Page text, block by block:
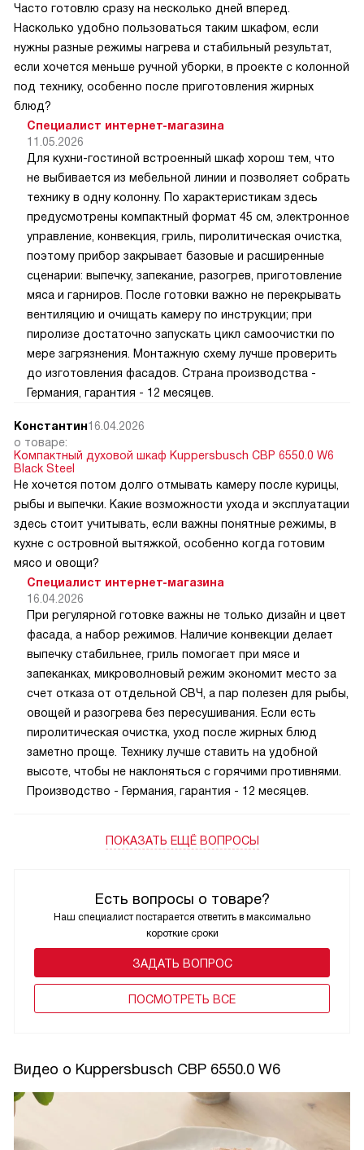
Есть вопросы о товаре?
Наш специалист постарается ответить в максимально
короткие сроки
ЗАДАТЬ ВОПРОС
ПОCМОТРЕТЬ ВСЕ
Часто готовлю сразу на несколько дней вперед.
Насколько удобно пользоваться таким шкафом, если
нужны разные режимы нагрева и стабильный результат,
если хочется меньше ручной уборки, в проекте с колонной
под технику, особенно после приготовления жирных
блюд?
Специалист интернет-магазина
11.05.2026
Для кухни-гостиной встроенный шкаф хорош тем, что
не выбивается из мебельной линии и позволяет собрать
технику в одну колонну. По характеристикам здесь
предусмотрены компактный формат 45 см, электронное
управление, конвекция, гриль, пиролитическая очистка,
поэтому прибор закрывает базовые и расширенные
сценарии: выпечку, запекание, разогрев, приготовление
мяса и гарниров. После готовки важно не перекрывать
вентиляцию и очищать камеру по инструкции; при
пиролизе достаточно запускать цикл самоочистки по
мере загрязнения. Монтажную схему лучше проверить
до изготовления фасадов. Страна производства -
Германия, гарантия - 12 месяцев.
Константин16.04.2026
о товаре:
Компактный духовой шкаф Kuppersbusch CBP 6550.0 W6
Black Steel
Не хочется потом долго отмывать камеру после курицы,
рыбы и выпечки. Какие возможности ухода и эксплуатации
здесь стоит учитывать, если важны понятные режимы, в
кухне с островной вытяжкой, особенно когда готовим
мясо и овощи?
Специалист интернет-магазина
16.04.2026
При регулярной готовке важны не только дизайн и цвет
фасада, а набор режимов. Наличие конвекции делает
выпечку стабильнее, гриль помогает при мясе и
запеканках, микроволновый режим экономит место за
счет отказа от отдельной СВЧ, а пар полезен для рыбы,
овощей и разогрева без пересушивания. Если есть
пиролитическая очистка, уход после жирных блюд
заметно проще. Технику лучше ставить на удобной
высоте, чтобы не наклоняться с горячими противнями.
Производство - Германия, гарантия - 12 месяцев.
ПОКАЗАТЬ ЕЩЁ ВОПРОСЫ
Видео о Kuppersbusch CBP 6550.0 W6